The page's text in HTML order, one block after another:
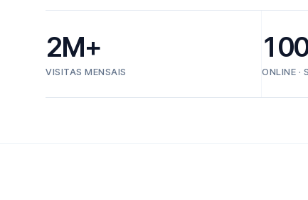
2M+
VISITAS MENSAIS ONLINE ·